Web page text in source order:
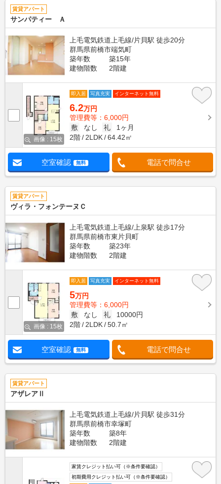
賃貸アパート
サンパティー Ａ
上毛電気鉄道上毛線/片貝駅 徒歩20分
群馬県前橋市端気町
築年数
築15年
建物階数
2階建
画像 : 15枚
即入居 写真充実 インターネット無料
6.2万円
管理費等：6,000円
敷
なし 礼
1ヶ月
2階
2LDK 64.42㎡
空室確認 無料 電話で問合せ
賃貸アパート
ヴィラ・フォンテーヌＣ
上毛電気鉄道上毛線/上泉駅 徒歩17分
群馬県前橋市東片貝町
築年数
築23年
建物階数
2階建
画像 : 15枚
即入居 写真充実 インターネット無料
5万円
管理費等：6,000円
敷
なし 礼
10000円
2階
2LDK 50.7㎡
空室確認 無料 電話で問合せ
賃貸アパート
アザレアⅡ
上毛電気鉄道上毛線/片貝駅 徒歩31分
群馬県前橋市幸塚町
築年数
築8年
建物階数
2階建
家賃クレジット払い可（※条件要確認）
初期費用クレジット払い可（※条件要確認）